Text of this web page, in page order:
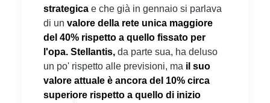
strategica e che già in gennaio si parlava
di un valore della rete unica maggiore
del 40% rispetto a quello fissato per
l'opa. Stellantis, da parte sua, ha deluso
un po' rispetto alle previsioni, ma il suo
valore attuale è ancora del 10% circa
superiore rispetto a quello di inizio